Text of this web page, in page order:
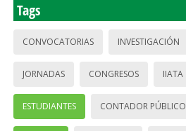
Tags
CONVOCATORIAS INVESTIGACIÓN
JORNADAS CONGRESOS IIATA
ESTUDIANTES CONTADOR PÚBLICO